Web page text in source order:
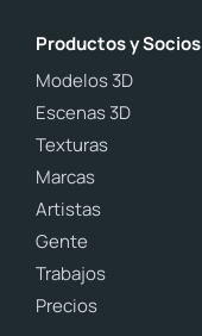
Productos y Socios
Modelos 3D
Escenas 3D
Texturas
Marcas
Artistas
Gente
Trabajos
Precios